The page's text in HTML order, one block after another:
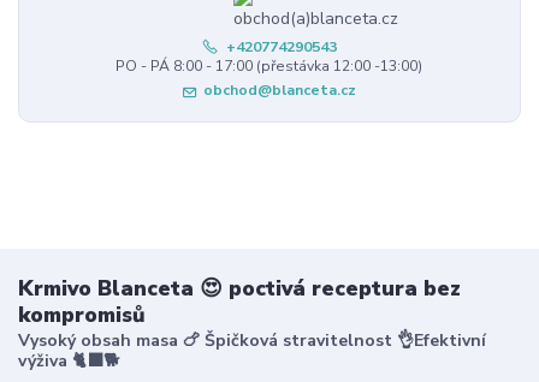
+420774290543
PO - PÁ 8:00 - 17:00 (přestávka 12:00 -13:00)
obchod@blanceta.cz
Krmivo Blanceta 😍 poctivá receptura bez
kompromisů
Vysoký obsah masa 🍗 Špičková stravitelnost 👌Efektivní
výživa 🐈‍⬛🐕